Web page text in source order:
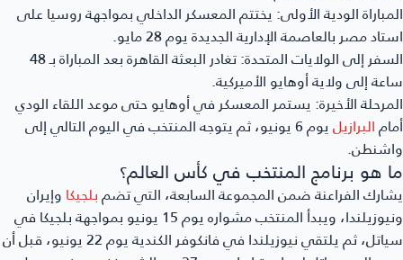
المباراة الودية الأولى: يختتم المعسكر الداخلي بمواجهة روسيا على
استاد مصر بالعاصمة الإدارية الجديدة يوم 28 مايو.
السفر إلى الولايات المتحدة:
تغادر البعثة القاهرة بعد المباراة بـ 48
ساعة إلى ولاية أوهايو الأميركية.
المرحلة الأخيرة: يستمر المعسكر في أوهايو حتى موعد اللقاء الودي
أمامالبرازيل
يوم 6 يونيو، ثم يتوجه المنتخب في اليوم التالي إلى
واشنطن.
ما هو برنامج المنتخب في كأس العالم؟
يشارك الفراعنة ضمن المجموعة السابعة، التي تضمبلجيكاوإيران
ونيوزيلندا، ويبدأ المنتخب مشواره يوم 15 يونيو بمواجهة بلجيكا في
سياتل، ثم يلتقي نيوزيلندا في فانكوفر الكندية يوم 22 يونيو، قبل أن